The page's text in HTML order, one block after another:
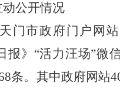
动公开情况
门市政府门户网站
报》 “活力汪场”微
条。其中政府网站